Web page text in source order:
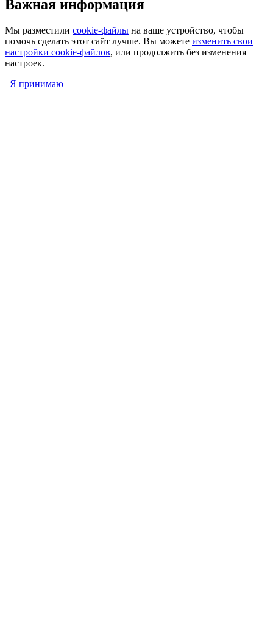
Важная информация
Мы разместили cookie-файлы на ваше устройство, чтобы
помочь сделать этот сайт лучше. Вы можете изменить свои
настройки cookie-файлов, или продолжить без изменения
настроек.
Я принимаю